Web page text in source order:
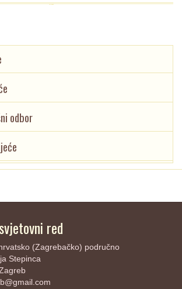
odbor
red
(Zagrebačko) područno
Stepinca